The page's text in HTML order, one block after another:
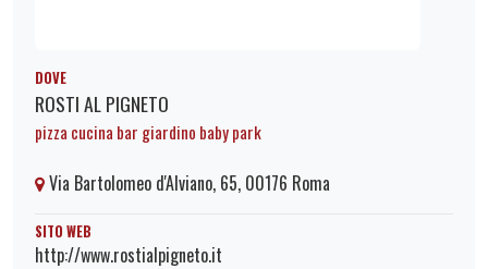
DOVE
ROSTI AL PIGNETO
pizza cucina bar giardino baby park
Via Bartolomeo d'Alviano, 65, 00176 Roma
SITO WEB
http://www.rostialpigneto.it